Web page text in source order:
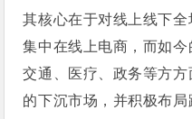
其核心在于对线上线下
集中在线上电商，而如今
交通、医疗、政务等方
的下沉市场，并积极布